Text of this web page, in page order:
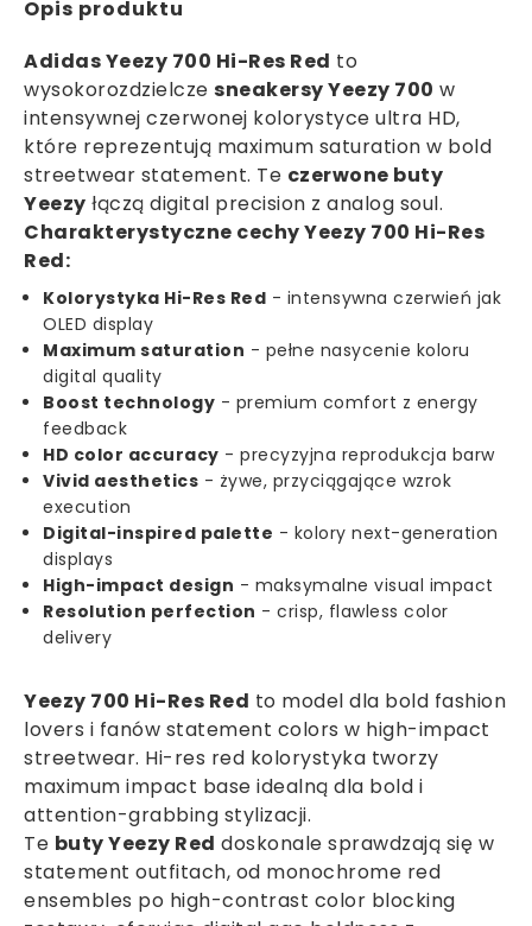
Opis produktu
Adidas Yeezy 700 Hi-Res Red to
wysokorozdzielcze sneakersy Yeezy 700 w
intensywnej czerwonej kolorystyce ultra HD,
które reprezentują maximum saturation w bold
streetwear statement. Te czerwone buty
Yeezy łączą digital precision z analog soul.
Charakterystyczne cechy Yeezy 700 Hi-Res
Red:
Kolorystyka Hi-Res Red - intensywna czerwień jak
OLED display
Maximum saturation - pełne nasycenie koloru
digital quality
Boost technology - premium comfort z energy
feedback
HD color accuracy - precyzyjna reprodukcja barw
Vivid aesthetics - żywe, przyciągające wzrok
execution
Digital-inspired palette - kolory next-generation
displays
High-impact design - maksymalne visual impact
Resolution perfection - crisp, flawless color
delivery
Yeezy 700 Hi-Res Red to model dla bold fashion
lovers i fanów statement colors w high-impact
streetwear. Hi-res red kolorystyka tworzy
maximum impact base idealną dla bold i
attention-grabbing stylizacji.
Te buty Yeezy Red doskonale sprawdzają się w
statement outfitach, od monochrome red
ensembles po high-contrast color blocking